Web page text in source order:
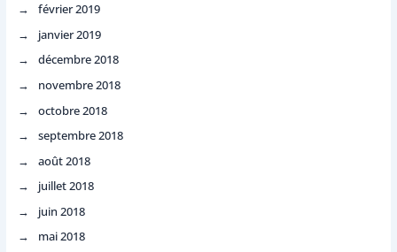
février 2019
janvier 2019
décembre 2018
novembre 2018
octobre 2018
septembre 2018
août 2018
juillet 2018
juin 2018
mai 2018